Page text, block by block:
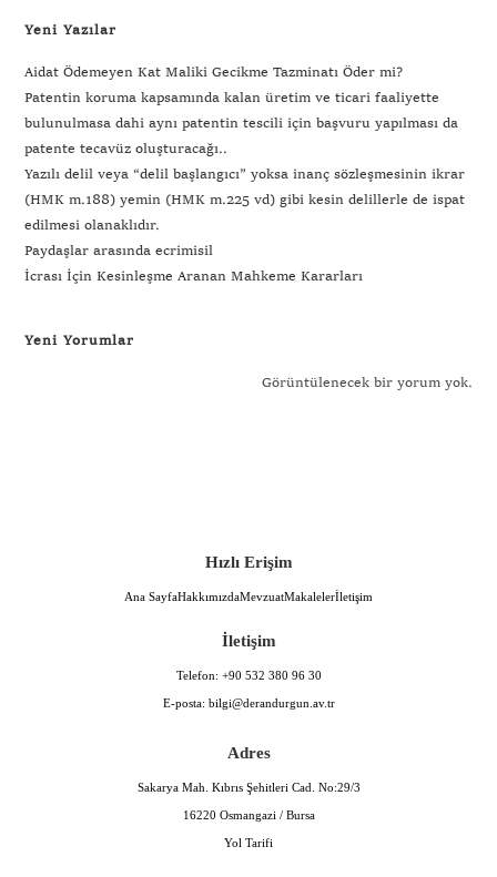
Yeni Yazılar
Aidat Ödemeyen Kat Maliki Gecikme Tazminatı Öder mi?
Patentin koruma kapsamında kalan üretim ve ticari faaliyette
bulunulmasa dahi aynı patentin tescili için başvuru yapılması da
patente tecavüz oluşturacağı..
Yazılı delil veya “delil başlangıcı” yoksa inanç sözleşmesinin ikrar
(HMK m.188) yemin (HMK m.225 vd) gibi kesin delillerle de ispat
edilmesi olanaklıdır.
Paydaşlar arasında ecrimisil
İcrası İçin Kesinleşme Aranan Mahkeme Kararları
Yeni Yorumlar
Görüntülenecek bir yorum yok.
Hızlı Erişim
Ana SayfaHakkımızdaMevzuatMakalelerİletişim
İletişim
Telefon: +90 532 380 96 30
E-posta: bilgi@derandurgun.av.tr
Adres
Sakarya Mah. Kıbrıs Şehitleri Cad. No:29/3
16220 Osmangazi / Bursa
Yol Tarifi